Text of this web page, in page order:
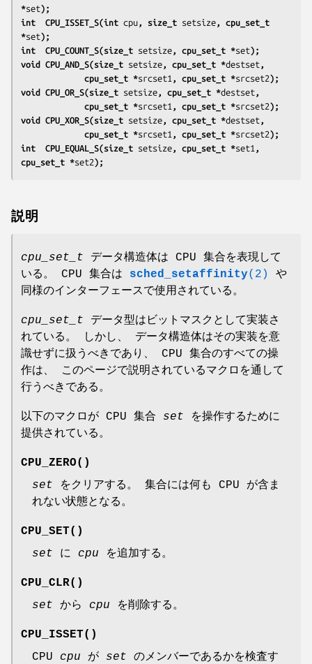
*set);
int  CPU_ISSET_S(int cpu , size_t setsize , cpu_set_t
*set);
int  CPU_COUNT_S(size_t setsize , cpu_set_t *set);
void CPU_AND_S(size_t setsize , cpu_set_t *destset ,
             cpu_set_t *
srcset1 , cpu_set_t *srcset2);
void CPU_OR_S(size_t setsize , cpu_set_t *destset ,
             cpu_set_t *
srcset1 , cpu_set_t *srcset2);
void CPU_XOR_S(size_t setsize , cpu_set_t *destset ,
             cpu_set_t *
srcset1 , cpu_set_t *srcset2);
int  CPU_EQUAL_S(size_t setsize , cpu_set_t *set1 ,
cpu_set_t *set2);
説明
cpu_set_t データ構造体は CPU 集合を表現して
いる。 CPU 集合は sched_setaffinity(2)
や
同様のインターフェースで使用されている。
cpu_set_t データ型はビットマスクとして実装さ
れている。 しかし、 データ構造体はその実装を意
識せずに扱うべきであり、 CPU 集合のすべての操
作は、 このページで説明されているマクロを通して
行うべきである。
以下のマクロが CPU 集合 set を操作するために
提供されている。
CPU_ZERO()
set をクリアする。 集合には何も CPU が含ま
れない状態となる。
CPU_SET()
set に cpu を追加する。
CPU_CLR()
set から cpu を削除する。
CPU_ISSET()
CPU cpu が set のメンバーであるかを検査す